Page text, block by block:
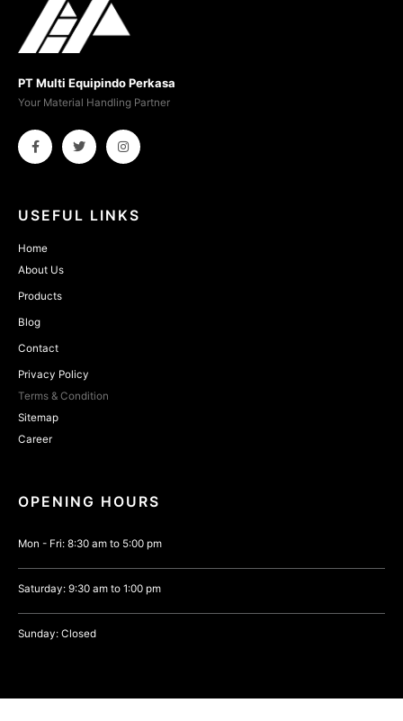
PT Multi Equipindo Perkasa
Your Material Handling Partner
USEFUL LINKS
Home
About Us
Products
Blog
Contact
Privacy Policy
Terms & Condition
Sitemap
Career
OPENING HOURS
Mon - Fri: 8:30 am to 5:00 pm
Saturday: 9:30 am to 1:00 pm
Sunday: Closed